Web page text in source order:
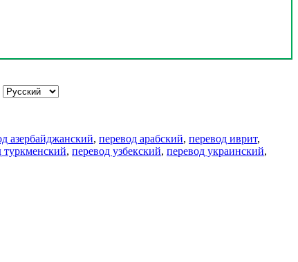
азербайджанский, перевод арабский, перевод иврит,
туркменский, перевод узбекский, перевод украинский,